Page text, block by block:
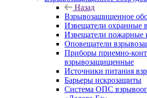
Назад
Взрывозащищенное
Извещатели охранные
Извещатели пожарные
Оповещатели
Приборы приемно-
взрывозащищенные
Источники питания
Барьеры искрозащиты
Система ОПС